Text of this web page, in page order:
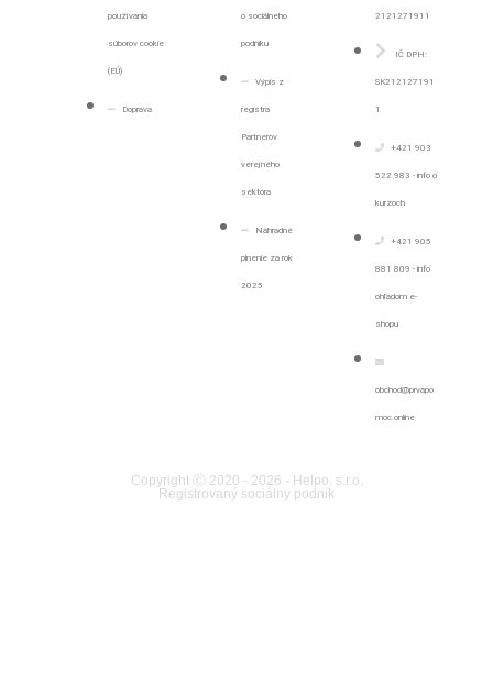
používania
súborov cookie
(EÚ)
Doprava
o sociálneho
podniku
Výpis z
registra
Partnerov
verejného
sektora
Náhradné
plnenie za rok
2025
2121271911
IČ DPH:
SK212127191
1
+421 903
522 983 - info o
kurzoch
+421 905
881 809 - info
ohľadom e-
shopu
obchod@prvapo
moc.online
Copyright Ⓒ 2020 - 2026 - Helpo. s.r.o.
Registrovaný sociálny podnik